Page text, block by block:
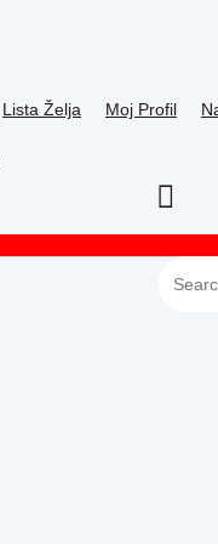
Lista Želja Moj Profil